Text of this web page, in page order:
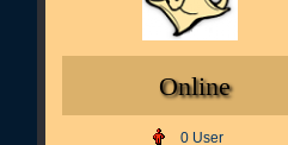
Online
0 User